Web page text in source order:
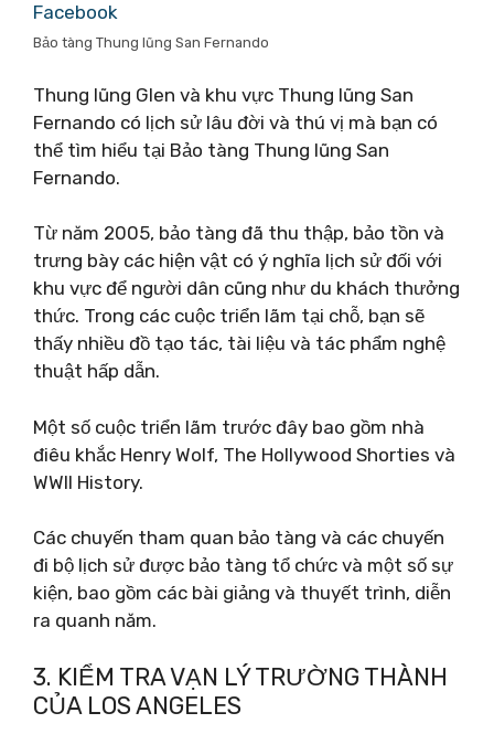
Facebook
Bảo tàng Thung lũng San Fernando
Thung lũng Glen và khu vực Thung lũng San
Fernando có lịch sử lâu đời và thú vị mà bạn có
thể tìm hiểu tại Bảo tàng Thung lũng San
Fernando.
Từ năm 2005, bảo tàng đã thu thập, bảo tồn và
trưng bày các hiện vật có ý nghĩa lịch sử đối với
khu vực để người dân cũng như du khách thưởng
thức. Trong các cuộc triển lãm tại chỗ, bạn sẽ
thấy nhiều đồ tạo tác, tài liệu và tác phẩm nghệ
thuật hấp dẫn.
Một số cuộc triển lãm trước đây bao gồm nhà
điêu khắc Henry Wolf, The Hollywood Shorties và
WWII History.
Các chuyến tham quan bảo tàng và các chuyến
đi bộ lịch sử được bảo tàng tổ chức và một số sự
kiện, bao gồm các bài giảng và thuyết trình, diễn
ra quanh năm.
3. KIỂM TRA VẠN LÝ TRƯỜNG THÀNH
CỦA LOS ANGELES